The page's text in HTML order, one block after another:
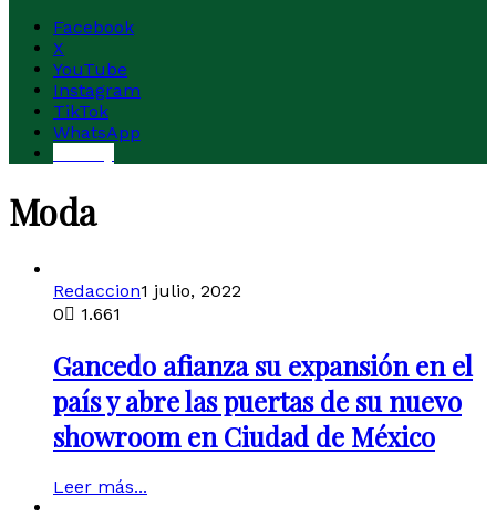
Facebook
X
YouTube
Instagram
TikTok
WhatsApp
Moda
Redaccion1 julio, 2022
0
1.661
Gancedo afianza su expansión en el
país y abre las puertas de su nuevo
showroom en Ciudad de México
Leer más...